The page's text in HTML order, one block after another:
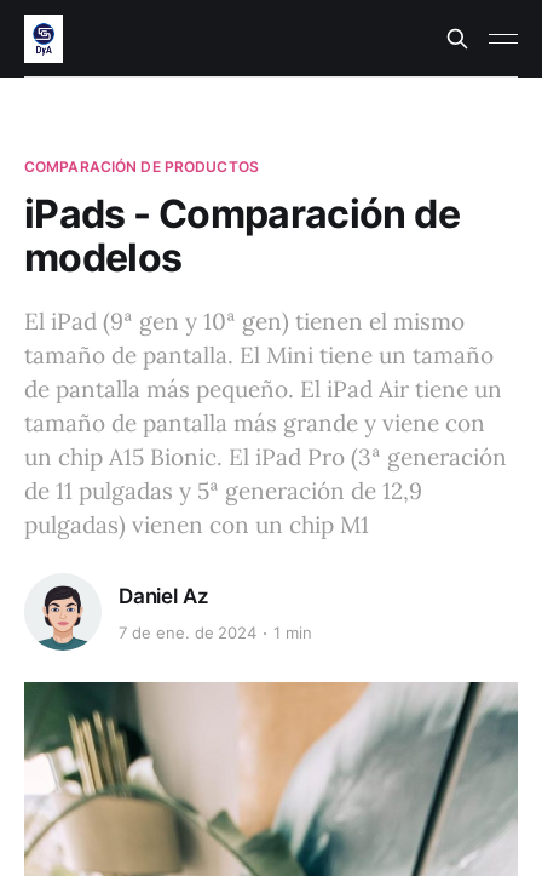
COMPARACIÓN DE PRODUCTOS
iPads - Comparación de
modelos
El iPad (9ª gen y 10ª gen) tienen el mismo
tamaño de pantalla. El Mini tiene un tamaño
de pantalla más pequeño. El iPad Air tiene un
tamaño de pantalla más grande y viene con
un chip A15 Bionic. El iPad Pro (3ª generación
de 11 pulgadas y 5ª generación de 12,9
pulgadas) vienen con un chip M1
Daniel Az
7 de ene. de 2024 1 min